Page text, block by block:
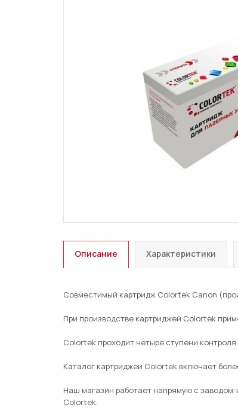
Описание Характеристики
Совместимый картридж Colortek Canon
При производстве картриджей Colortek
Colortek проходит четыре ступени
Каталог картриджей Colortek включает
Наш магазин работает напрямую с
Colortek.